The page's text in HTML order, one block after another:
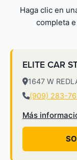
Haga clic en
completa
ELITE CAR
1647 W
(909) 283-
Más